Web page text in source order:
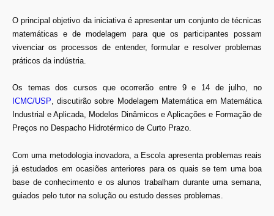
O principal objetivo da iniciativa é apresentar um conjunto de técnicas
matemáticas e de modelagem para que os participantes possam
vivenciar os processos de entender, formular e resolver problemas
práticos da indústria.
Os temas dos cursos que ocorrerão entre 9 e 14 de julho, no
ICMC/USP, discutirão sobre Modelagem Matemática em Matemática
Industrial e Aplicada, Modelos Dinâmicos e Aplicações e Formação de
Preços no Despacho Hidrotérmico de Curto Prazo.
Com uma metodologia inovadora, a Escola apresenta problemas reais
já estudados em ocasiões anteriores para os quais se tem uma boa
base de conhecimento e os alunos trabalham durante uma semana,
guiados pelo tutor na solução ou estudo desses problemas.